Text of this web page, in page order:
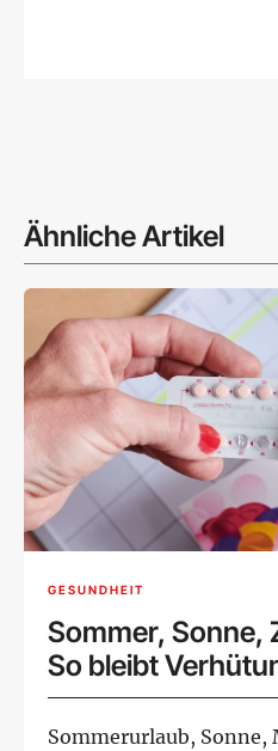
Ähnliche Artikel
GESUNDHEIT
Sommer, Sonne,
So bleibt
Sommerurlaub,